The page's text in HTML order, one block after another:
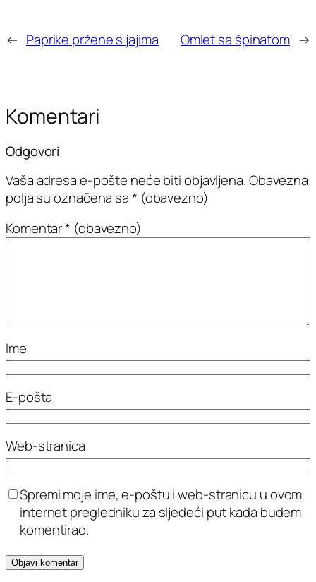
← Paprike pržene s jajima Omlet sa špinatom →
Komentari
Odgovori
Vaša adresa e-pošte neće biti objavljena.Obavezna
polja su označena sa* (obavezno)
Komentar* (obavezno)
Ime
E-pošta
Web-stranica
Spremi moje ime, e-poštu i web-stranicu u ovom
internet pregledniku za sljedeći put kada budem
komentirao.